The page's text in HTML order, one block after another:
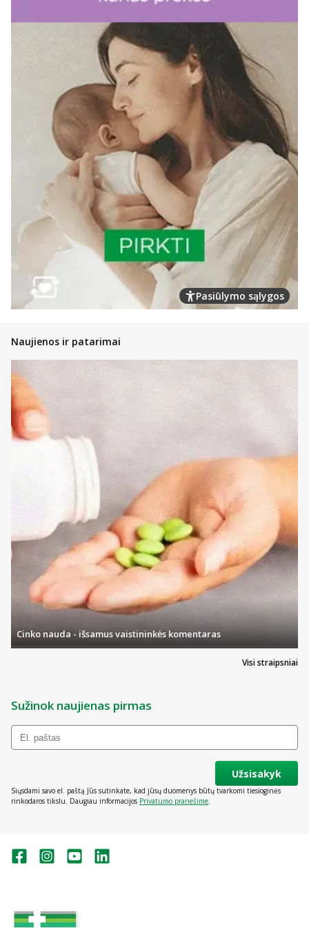
Pasiūlymo sąlygos
Naujienos ir patarimai
Visi straipsniai
Cinko nauda - išsamus vaistininkės komentaras
Sužinok naujienas pirmas
Užsisakyk
Siųsdami savo el. paštą Jūs sutinkate, kad jūsų duomenys būtų tvarkomi tiesioginės
rinkodaros tikslu. Daugiau informacijos Privatumo pranešime.